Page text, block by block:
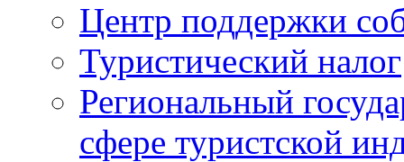
Центр поддержки
Туристический налог
Региональный
сфере туристской